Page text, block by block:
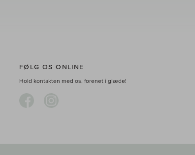
FØLG OS ONLINE
Hold kontakten med os, forenet i glæde!